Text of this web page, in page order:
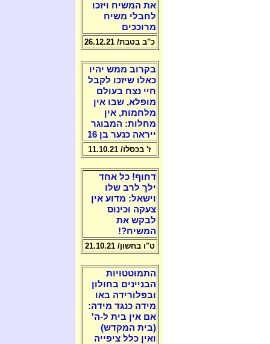
את המשיח ויזכו
לחבלי משיח
מרוככים
כ"ב בטבת/ 26.12.21
בקרוב ממש יהיו
כאלו שיזכו לקבל
חיי נצח בעולם
מופלא, שבו אין
מלחמות, אין
מחלות: המבוגר
ייראה כנער בן 16
ז' בכסלו/ 11.10.21
דחוף! כל אחד
ילך לרב שלו
וישאל: מדוע אין
צעקה וכינוס
לבקש את
המשיח?!
ט"ו בחשון/ 21.10.21
התמוטטויות
הבניינים בחולון
ובפלורידה באו
מידה כנגד מידה:
אם אין בית ל-ה'
(בית המקדש)
ואין כלל ציפייה